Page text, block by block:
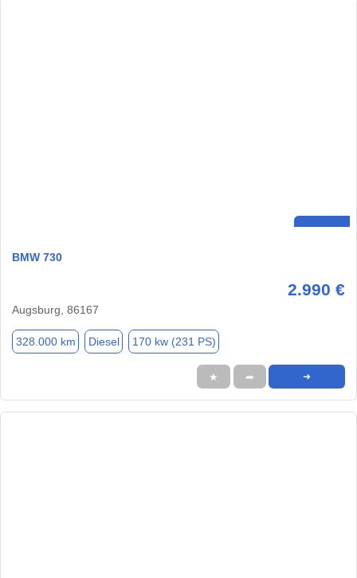
BMW 730
2.990 €
Augsburg, 86167
328.000 km Diesel 170 kw (231 PS)
★ ➦ ➜